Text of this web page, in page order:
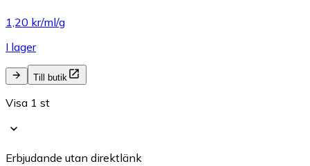
1,20 kr/ml/g
I lager
Till butik
Visa 1 st
Erbjudande utan direktlänk